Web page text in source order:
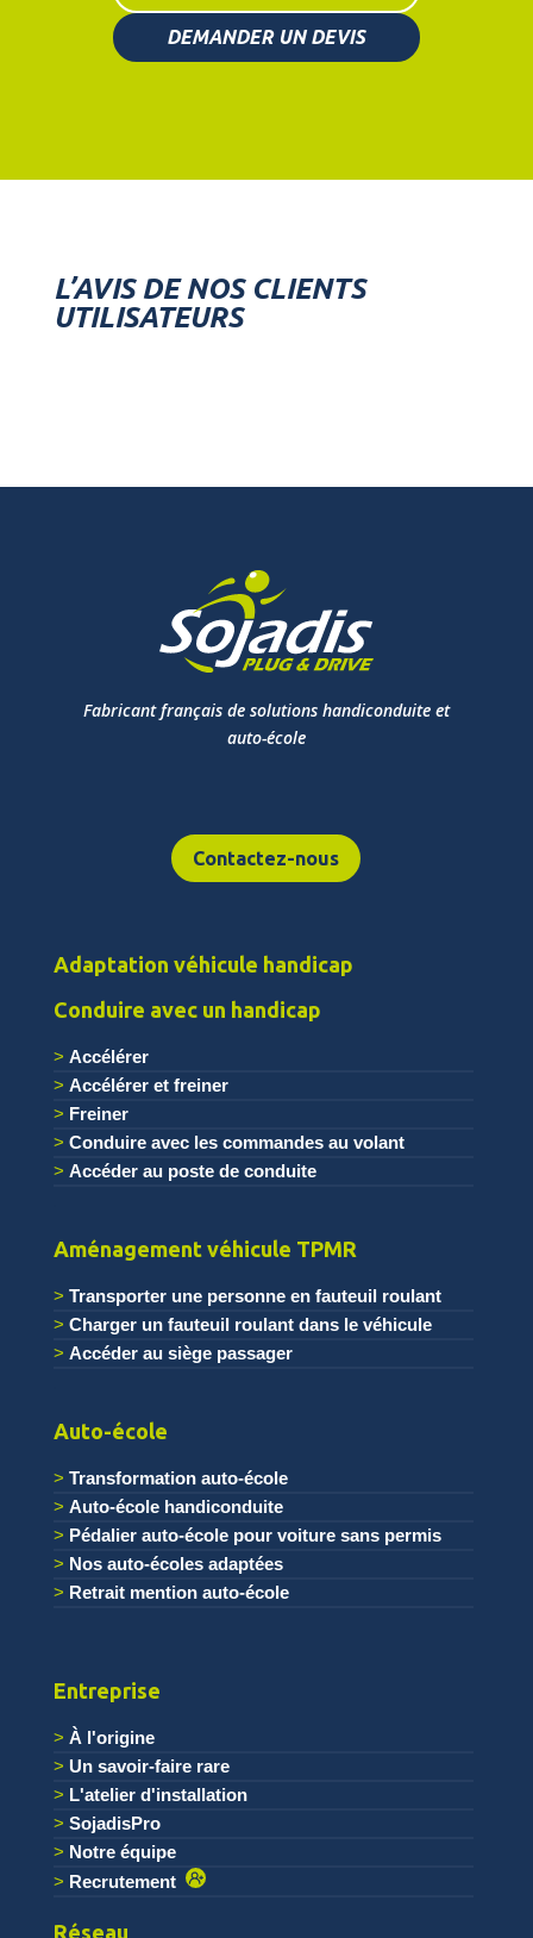
DEMANDER UN DEVIS
L’AVIS DE NOS CLIENTS
UTILISATEURS
Fabricant français de solutions handiconduite et
auto-école
Contactez-nous
Adaptation véhicule handicap
Conduire avec un handicap
Accélérer
Accélérer et freiner
Freiner
Conduire avec les commandes au volant
Accéder au poste de conduite
Aménagement véhicule TPMR
Transporter une personne en fauteuil roulant
Charger un fauteuil roulant dans le véhicule
Accéder au siège passager
Auto-école
Transformation auto-école
Auto-école handiconduite
Pédalier auto-école pour voiture sans permis
Nos auto-écoles adaptées
Retrait mention auto-école
Entreprise
À l'origine
Un savoir-faire rare
L'atelier d'installation
SojadisPro
Notre équipe
Recrutement
Réseau